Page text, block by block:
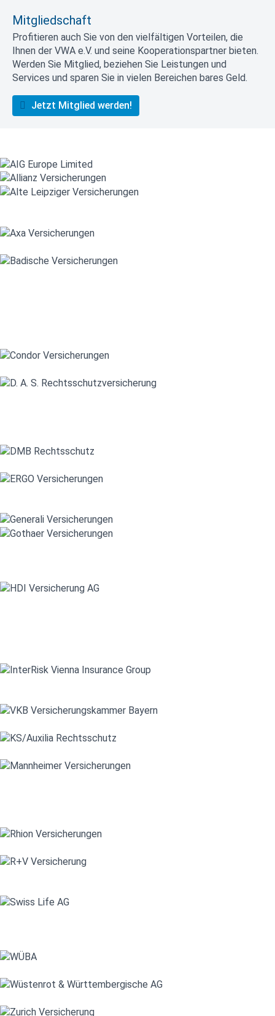
Mitgliedschaft
Profitieren auch Sie von den vielfältigen Vorteilen, die
Ihnen der VWA e.V. und seine Kooperationspartner bieten.
Werden Sie Mitglied, beziehen Sie Leistungen und
Services und sparen Sie in vielen Bereichen bares Geld.
Jetzt Mitglied werden!